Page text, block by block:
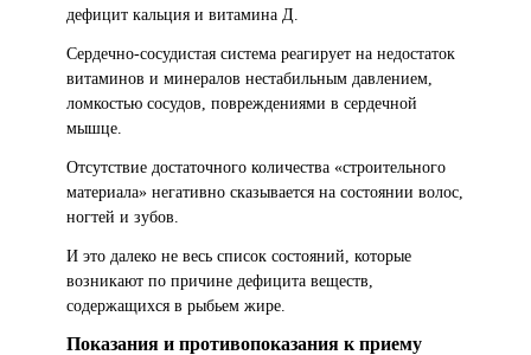
дефицит кальция и витамина Д.
Сердечно-сосудистая система реагирует на недостаток
витаминов и минералов нестабильным давлением,
ломкостью сосудов, повреждениями в сердечной
мышце.
Отсутствие достаточного количества «строительного
материала» негативно сказывается на состоянии волос,
ногтей и зубов.
И это далеко не весь список состояний, которые
возникают по причине дефицита веществ,
содержащихся в рыбьем жире.
Показания и противопоказания к приему